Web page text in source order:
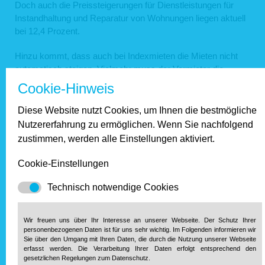
Doch auch die Preissteigerungen für Dienstleistungen für
Instandhaltung und Reparatur von Wohnungen liegen aktuell
bei 12,4 Prozent.
Hinzu kommt, dass auch bei Indexmieten die Mieten nicht
automatisch steigen. Vielmehr muss der Vermieter die
Mieterhöhung durch eine Erklärung in Textform geltend
machen. Somit wird der Vermieter auf jeden Fall Kontakt zu
seinen Mietern aufnehmen und kann auf individuelle
Umstände der Mieter reagieren. Das persönliche Gespräch
ist gerade bei vermietenden Privatpersonen, die zwei Drittel
alle Mietwohnungen anbieten, die Normalität. Hier braucht es
keine staatliche Gängelung, um mieterfreundliche Lösungen
Vermieter sollten mit Mietern
gemeinsam nach Lösungen suchen
Vermieter sollten außerdem, solange keine staatliche
Temperaturreduzierung vorgeschrieben wird, die Heizleistung
Cookie-Hinweis
Diese Website nutzt Cookies, um Ihnen die bestmögliche
Nutzererfahrung zu ermöglichen. Wenn Sie nachfolgend
zustimmen, werden alle Einstellungen aktiviert.
Cookie-Einstellungen
Technisch notwendige Cookies
Wir freuen uns über Ihr Interesse an unserer Webseite. Der Schutz Ihrer
personenbezogenen Daten ist für uns sehr wichtig. Im Folgenden informieren wir
Sie über den Umgang mit Ihren Daten, die durch die Nutzung unserer Webseite
erfasst werden. Die Verarbeitung Ihrer Daten erfolgt entsprechend den
gesetzlichen Regelungen zum Datenschutz.